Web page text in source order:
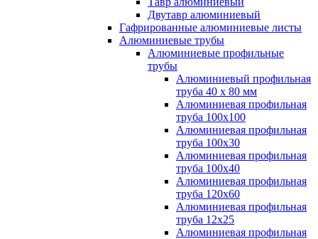
Двутавр алюминиевый
Гафрированные алюминиевые листы
Алюминиевые трубы
Алюминиевые профильные
трубы
Алюминиевый профильная
труба 40 х 80 мм
Алюминиевая профильная
труба 100х100
Алюминиевая профильная
труба 100х30
Алюминиевая профильная
труба 100х40
Алюминиевая профильная
труба 120х60
Алюминиевая профильная
труба 12x25
Алюминиевая профильная